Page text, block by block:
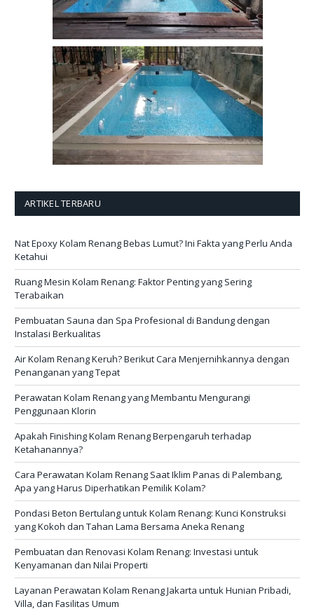
ARTIKEL TERBARU
Nat Epoxy Kolam Renang Bebas Lumut? Ini Fakta yang Perlu Anda
Ketahui
Ruang Mesin Kolam Renang: Faktor Penting yang Sering
Terabaikan
Pembuatan Sauna dan Spa Profesional di Bandung dengan
Instalasi Berkualitas
Air Kolam Renang Keruh? Berikut Cara Menjernihkannya dengan
Penanganan yang Tepat
Perawatan Kolam Renang yang Membantu Mengurangi
Penggunaan Klorin
Apakah Finishing Kolam Renang Berpengaruh terhadap
Ketahanannya?
Cara Perawatan Kolam Renang Saat Iklim Panas di Palembang,
Apa yang Harus Diperhatikan Pemilik Kolam?
Pondasi Beton Bertulang untuk Kolam Renang: Kunci Konstruksi
yang Kokoh dan Tahan Lama Bersama Aneka Renang
Pembuatan dan Renovasi Kolam Renang: Investasi untuk
Kenyamanan dan Nilai Properti
Layanan Perawatan Kolam Renang Jakarta untuk Hunian Pribadi,
Villa, dan Fasilitas Umum